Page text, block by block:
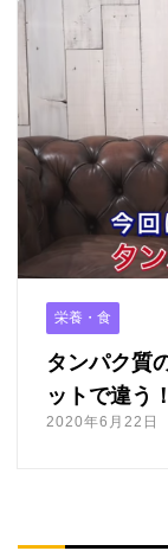
栄養・食
タンパク質
ットで違う
2020年6月22日